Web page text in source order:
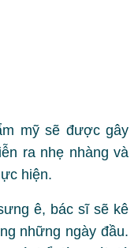
mỹ sẽ được gây
ra nhẹ nhàng và
hiện.
ê, bác sĩ sẽ kê
những ngày đầu.